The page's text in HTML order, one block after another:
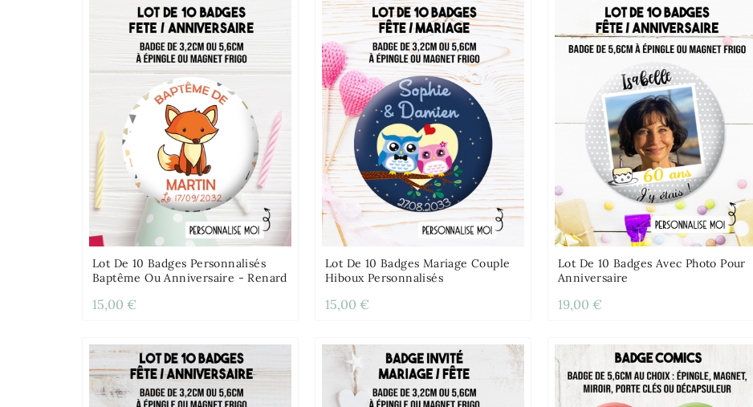
Lot De 10 Badges Personnalisés
Baptême Ou Anniversaire - Renard
15,00 €
Lot De 10 Badges Mariage Couple
Hiboux Personnalisés
15,00 €
Lot De 10 Badges Avec Photo Pour
Anniversaire
19,00 €